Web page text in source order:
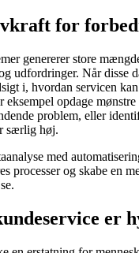
for
genererer store
udfordringer. Når disse
i, hvordan servicen kan
opdage mønstre
problem, eller
særlig høj.
med
processer og skabe en
er